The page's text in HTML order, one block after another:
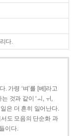
다.
가령 ‘벼’를 [베]라고
것과 같이 ‘ㅚ, ㅟ,
은 더 흔히 일어난다.
도 모음의 단순화 과
이다.